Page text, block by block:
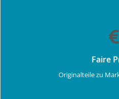
Faire
Originalteile zu